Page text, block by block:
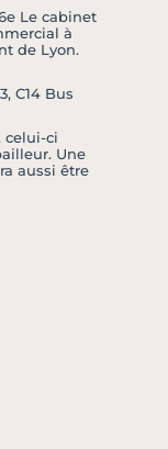
Le cabinet
à
de Lyon.
C14 Bus
celui-ci
Une
aussi être